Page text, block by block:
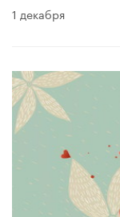
1 декабря